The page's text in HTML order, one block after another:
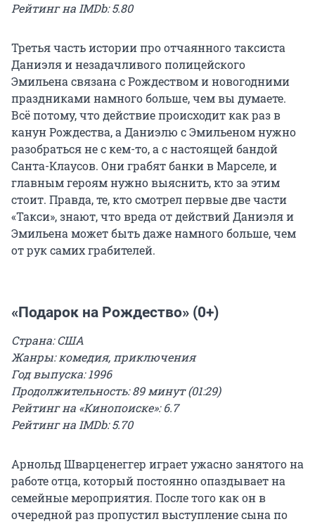
Рейтинг на IMDb: 5.80
Третья часть истории про отчаянного таксиста
Даниэля и незадачливого полицейского
Эмильена связана с Рождеством и новогодними
праздниками намного больше, чем вы думаете.
Всё потому, что действие происходит как раз в
канун Рождества, а Даниэлю с Эмильеном нужно
разобраться не с кем-то, а с настоящей бандой
Санта-Клаусов. Они грабят банки в Марселе, и
главным героям нужно выяснить, кто за этим
стоит. Правда, те, кто смотрел первые две части
«Такси», знают, что вреда от действий Даниэля и
Эмильена может быть даже намного больше, чем
от рук самих грабителей.
«Подарок на Рождество» (0+)
Страна: США
Жанры: комедия, приключения
Год выпуска: 1996
Продолжительность: 89 минут (01:29)
Рейтинг на «Кинопоиске»: 6.7
Рейтинг на IMDb: 5.70
Арнольд Шварценеггер играет ужасно занятого на
работе отца, который постоянно опаздывает на
семейные мероприятия. После того как он в
очередной раз пропустил выступление сына по